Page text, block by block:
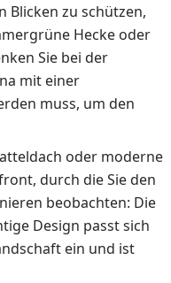
Blicken zu schützen,
Hecke oder
Sie bei der
mit einer
muss, um den
oder moderne
durch die Sie den
beobachten: Die
Design passt sich
ein und ist